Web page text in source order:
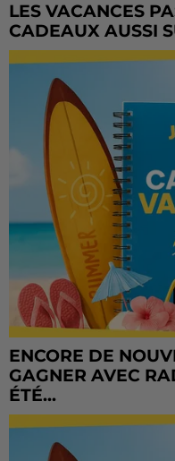
LES VACANCES
CADEAUX AUSSI
ENCORE DE
GAGNER AVEC
ÉTÉ...